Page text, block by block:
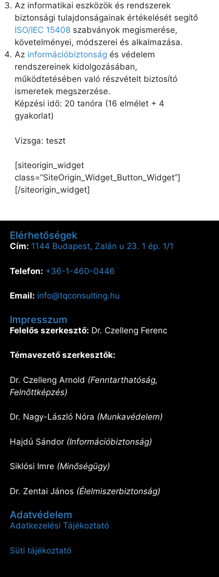
Az informatikai eszközök és rendszerek
biztonsági tulajdonságainak értékelését segítő
ISO/IEC 15408 szabványok megismerése,
követelményei, módszerei és alkalmazása.
Az információbiztonság és védelem
rendszereinek kidolgozásában,
működtetésében való részvételt biztosító
ismeretek megszerzése.
Képzési idő: 20 tanóra (16 elmélet + 4
gyakorlat)
Vizsga: teszt
[siteorigin_widget
class=”SiteOrigin_Widget_Button_Widget”]
[/siteorigin_widget]
Elérhetőségek
Cím: 1144 Budapest, Zalán u 23. 1 ép. 1/1
Telefon: +36-1-460-0446
Email: info@tqconsulting.hu
Impresszum
Felelős szerkesztő: Dr. Czelleng Ferenc
Témavezető szerkesztők:
Dr. Czelleng Arnold (Fenntarthatóság,
Felnőttképzés)
Dr. Nagy-László Nóra (Munkavédelem)
Hajdú Sándor (Információbiztonság)
Siklósi Imre (Minőségügy)
Dr. Zentai János (Élelmiszerbiztonság)
Adatvédelem
Adatkezelési Tájékoztató
Süti tájékoztató